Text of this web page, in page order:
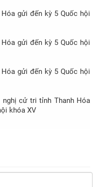
gửi đến kỳ 5 Quốc hội
gửi đến kỳ 5 Quốc hội
gửi đến kỳ 5 Quốc hội
cử tri tỉnh Thanh Hóa
khóa XV